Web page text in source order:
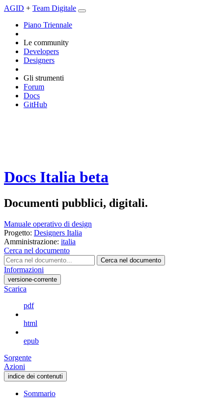
AGID + Team Digitale
Piano Triennale
Le community
Developers
Designers
Gli strumenti
Forum
Docs
GitHub
Docs Italia beta
Documenti pubblici, digitali.
Manuale operativo di design
Progetto: Designers Italia
Amministrazione: italia
Cerca nel documento
Cerca nel documento
Informazioni
versione-corrente
Scarica
pdf
html
epub
Sorgente
Azioni
indice dei contenuti
Sommario